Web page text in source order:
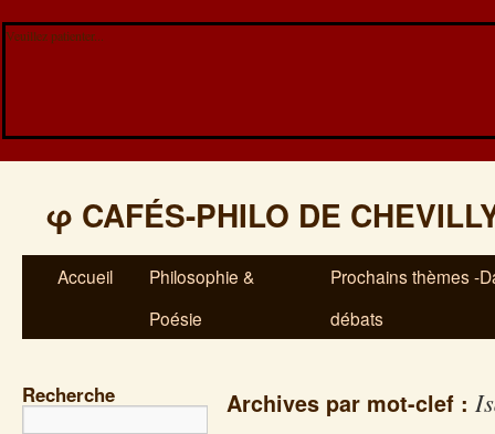
Veuillez patienter...
φ CAFÉS-PHILO DE
Accueil
Philosophie &
Poésie
Prochains thèmes -
débats
Recherche Archives par mot-clef :